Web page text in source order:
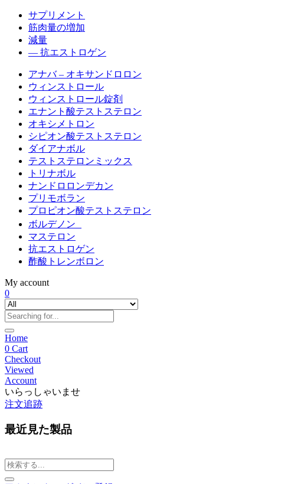
サプリメント
筋肉量の増加
減量
— 抗エストロゲン
アナバ – オキサンドロロン
ウィンストロール
ウィンストロール錠剤
エナント酸テストステロン
オキシメトロン
シピオン酸テストステロン
ダイアナボル
テストステロンミックス
トリナボル
ナンドロロンデカン
プリモボラン
プロピオン酸テストステロン
ボルデノン
マステロン
抗エストロゲン
酢酸トレンボロン
My account
0
Home
0 Cart
Checkout
Viewed
Account
いらっしゃいませ
注文追跡
最近見た製品